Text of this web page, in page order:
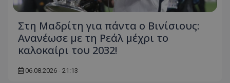
Στη Μαδρίτη για πάντα ο Βινίσιους:
Ανανέωσε με τη Ρεάλ μέχρι το
καλοκαίρι του 2032!
06.08.2026 - 21:13